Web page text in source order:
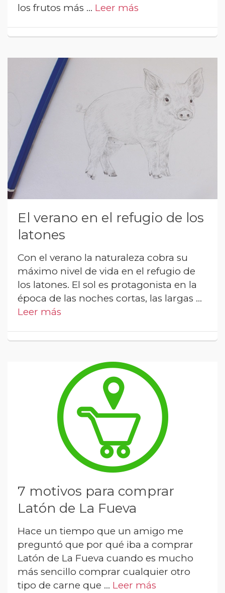
los frutos más … Leer más
El verano en el refugio de los
latones
Con el verano la naturaleza cobra su
máximo nivel de vida en el refugio de
los latones. El sol es protagonista en la
época de las noches cortas, las largas …
Leer más
7 motivos para comprar
Latón de La Fueva
Hace un tiempo que un amigo me
preguntó que por qué iba a comprar
Latón de La Fueva cuando es mucho
más sencillo comprar cualquier otro
tipo de carne que … Leer más